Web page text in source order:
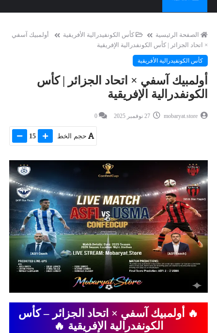
الصفحة الرئيسية كأس الكونفيدرالية الأفريقية
أولمبيك آسفي
× اتحاد الجزائر | كأس الكونفدرالية الإفريقية
كأس الكونفيدرالية الأفريقية
أولمبيك آسفي × اتحاد الجزائر | كأس
الكونفدرالية الإفريقية
mobaryat.store
0
حجم الخط 15
🔥 أولمبيك آسفي × اتحاد الجزائر – كأس
الكونفدرالية الإفريقية 🔥